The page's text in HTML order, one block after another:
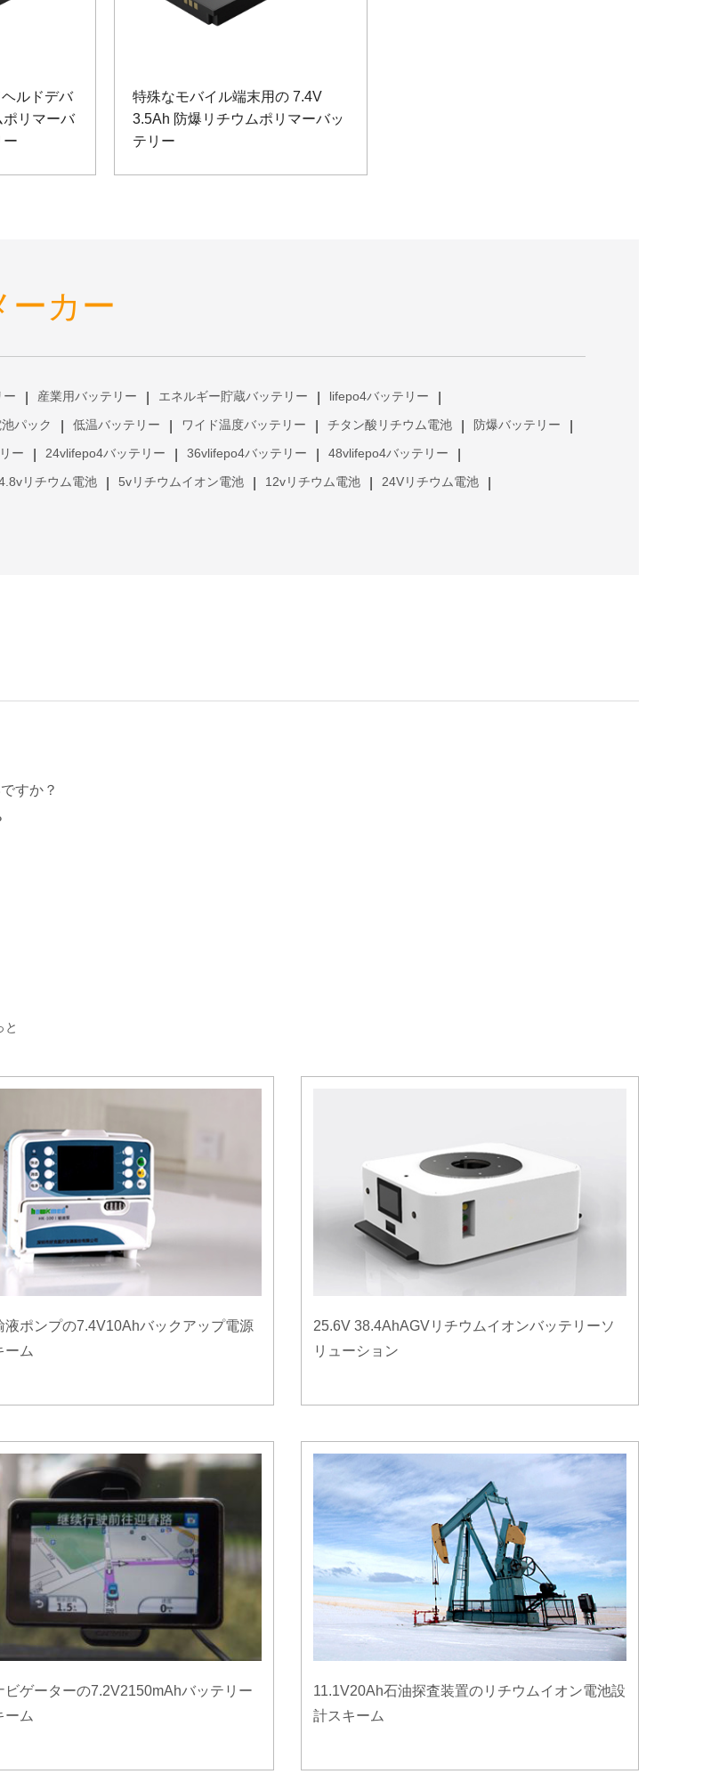
ルドデバ
リマーバ
ー
特殊なモバイル端末用の 7.4V
3.5Ah 防爆リチウムポリマーバッ
テリー
ーカー
ー 産業用バッテリー エネルギー貯蔵バッテリー lifepo4バッテリー
パック 低温バッテリー ワイド温度バッテリー チタン酸リチウム電池 防爆バッテリー
ー 24vlifepo4バッテリー 36vlifepo4バッテリー 48vlifepo4バッテリー
リチウム電池 5vリチウムイオン電池 12vリチウム電池 24Vリチウム電池
すか？
と
液ポンプの7.4V10Ahバックアップ電源
ーム
25.6V 38.4AhAGVリチウムイオンバッテリーソ
リューション
ビゲーターの7.2V2150mAhバッテリー
ーム
11.1V20Ah石油探査装置のリチウムイオン電池設
計スキーム